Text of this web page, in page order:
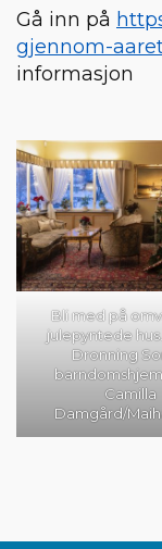
Gå inn på
gjennom-
informasjon
Bli med på
julepyntede
Dronning
Camilla
Damgård/